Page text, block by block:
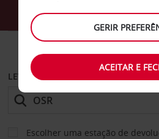
CARRO
LEVANTAR EM
Escolher uma estação de
GERIR
ACEITAR E